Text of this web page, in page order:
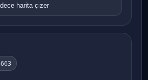
harita çizer